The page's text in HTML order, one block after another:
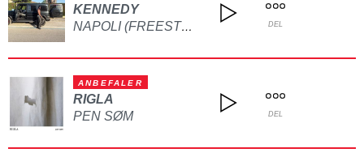
KENNEDY
NAPOLI (FREESTYLE) DEL
ANBEFALER
RIGLA
PEN SØM
DEL